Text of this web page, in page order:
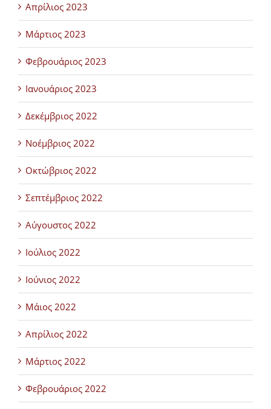
Απρίλιος 2023
Μάρτιος 2023
Φεβρουάριος 2023
Ιανουάριος 2023
Δεκέμβριος 2022
Νοέμβριος 2022
Οκτώβριος 2022
Σεπτέμβριος 2022
Αύγουστος 2022
Ιούλιος 2022
Ιούνιος 2022
Μάιος 2022
Απρίλιος 2022
Μάρτιος 2022
Φεβρουάριος 2022